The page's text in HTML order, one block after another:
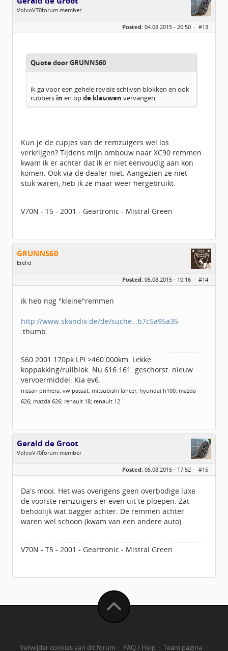
VolvoV70forum member
Geslacht:
Leeftijd:
51
Posted: 04.08.2015 - 20:50 · #13
Quote door GRUNNS60
ik ga voor een gehele revisie schijven blokken en ook
rubbers in en opde klauwen vervangen.
Kun je de cupjes van de remzuigers wel los
verkrijgen? Tijdens mijn ombouw naar XC90 remmen
kwam ik er achter dat ik er niet eenvoudig aan kon
komen. Ook via de dealer niet. Aangezien ze niet
stuk waren, heb ik ze maar weer hergebruikt.
V70N - T5 - 2001 - Geartronic - Mistral Green
GRUNNS60
Erelid
Leeftijd:
64
Geregistreerd:
07 / 2014
Posted: 05.08.2015 - 10:16 · #14
ik heb nog "kleine"remmen
http://www.skandix.de/de/suche…b7c5a95a35
:thumb:
S60 2001 170pk LPI >460.000km. Lekke
koppakking/ruilblok. Nu 616.161. geschorst. nieuw
vervoermiddel: Kia ev6.
nissan primera; vw passat; mitsubishi lancer; hyundai h100; mazda
626; mazda 626; renault 18; renault 12
Gerald de Groot
VolvoV70forum member
Geslacht:
Leeftijd:
51
Geregistreerd: 04 / 2014
Posted: 05.08.2015 - 17:52 · #15
Da's mooi. Het was overigens geen overbodige luxe
de voorste remzuigers er even uit te ploepen. Zat
behoolijk wat bagger achter. De remmen achter
waren wel schoon (kwam van een andere auto).
V70N - T5 - 2001 - Geartronic - Mistral Green
Verwijder cookies van dit forum · FAQ / Help · Team pagina ·